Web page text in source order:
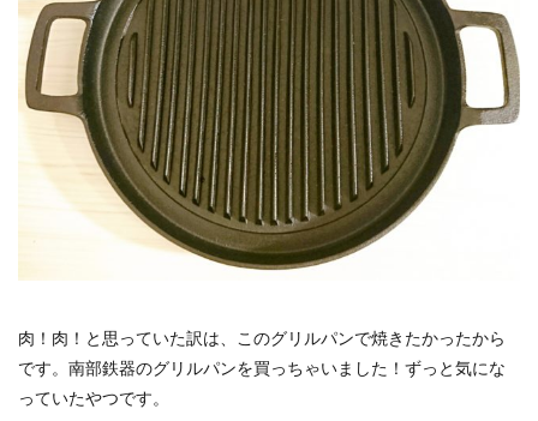
肉！肉！と思っていた訳は、このグリルパンで焼きたかったから
です。南部鉄器のグリルパンを買っちゃいました！ずっと気にな
っていたやつです。